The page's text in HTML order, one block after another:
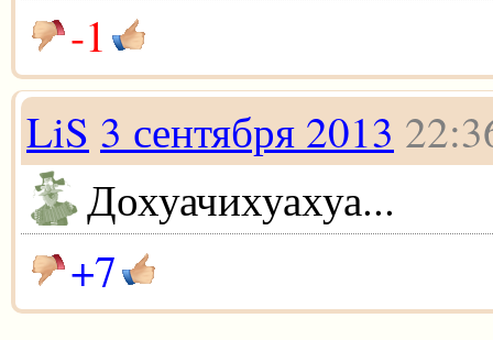
-1
LiS 3 сентября 2013
Дохуачихуахуа...
+7